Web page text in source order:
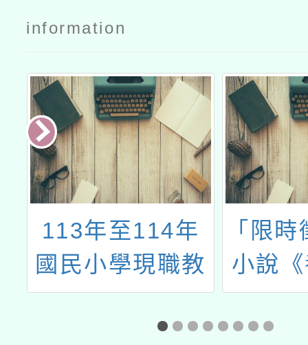
information
113年至114年
國民小學現職教
師閩南語輔導認
證密集課程研習
「限
小說
失的
粉召